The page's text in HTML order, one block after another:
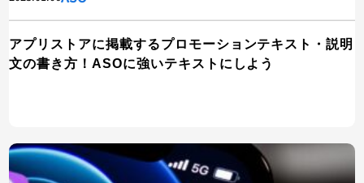
アプリストアに掲載するプロモーションテキスト・説明
文の書き方！ASOに強いテキストにしよう